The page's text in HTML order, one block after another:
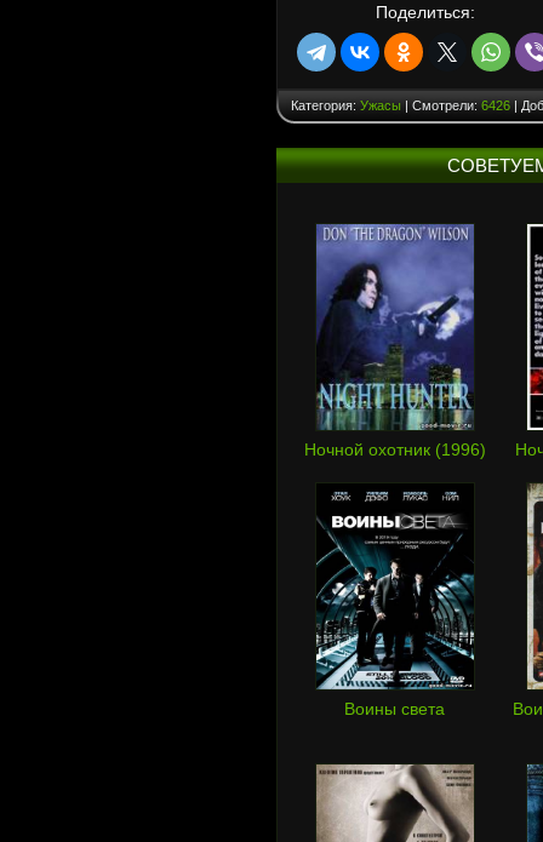
Поделиться:
Категория: Ужасы | Смотрели: 6426 |
Ночной охотник (1996)
Воины света